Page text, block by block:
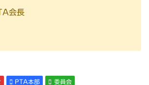
会長
PTA本部 委員会